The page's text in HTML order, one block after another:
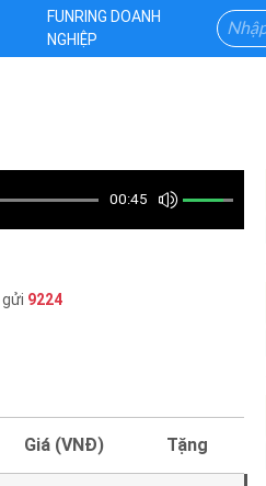
FUNRING DOANH
NGHIỆP
00:45
gửi 9224
Giá (VNĐ) Tặng